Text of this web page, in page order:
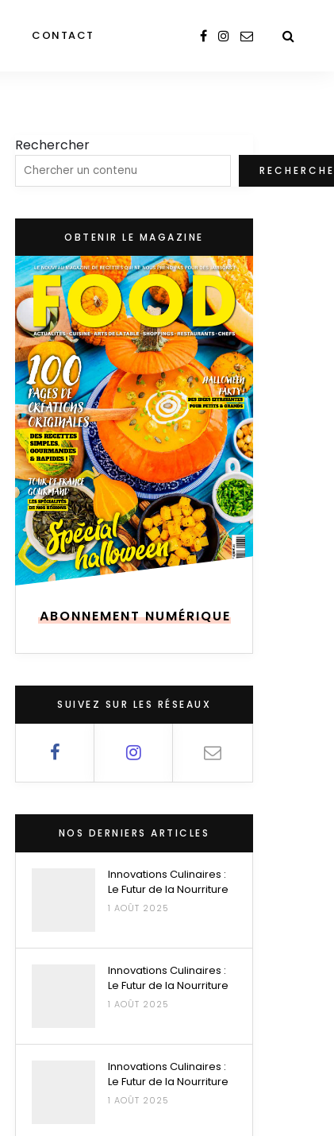
CONTACT
Rechercher
OBTENIR LE MAGAZINE
ABONNEMENT NUMÉRIQUE
SUIVEZ SUR LES RÉSEAUX
NOS DERNIERS ARTICLES
Innovations Culinaires :
Le Futur de la Nourriture
1 AOÛT 2025
Innovations Culinaires :
Le Futur de la Nourriture
1 AOÛT 2025
Innovations Culinaires :
Le Futur de la Nourriture
1 AOÛT 2025